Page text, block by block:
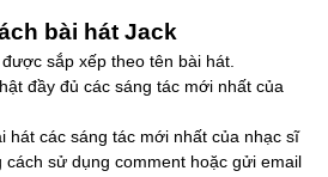
bài hát Jack
sắp xếp theo tên bài hát.
đầy đủ các sáng tác mới nhất của
hát các sáng tác mới nhất của nhạc sĩ
cách sử dụng comment hoặc gửi email